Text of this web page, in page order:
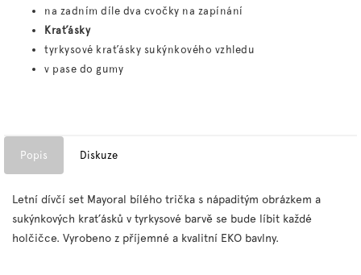
na zadním díle dva cvočky na zapínání
Kraťásky
tyrkysové kraťásky sukýnkového vzhledu
v pase do gumy
Popis Diskuze
Letní dívčí set Mayoral bílého trička s nápaditým obrázkem a
sukýnkových kraťásků v tyrkysové barvě se bude líbit každé
holčičce. Vyrobeno z příjemné a kvalitní EKO bavlny.